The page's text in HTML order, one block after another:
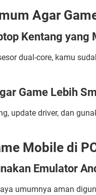
Agar
Kentang yang
dual-core, kamu
Game Lebih
update driver, dan
Mobile di
Emulator
umumnya aman